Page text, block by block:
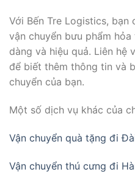
Với Bến Tre Logistics,
vận chuyển bưu phẩm
dàng và hiệu quả. Liên hệ
để biết thêm thông tin và
chuyển của bạn.
Một số dịch vụ khác của
Vận chuyển quà tặng đi
Vận chuyển thú cưng đi